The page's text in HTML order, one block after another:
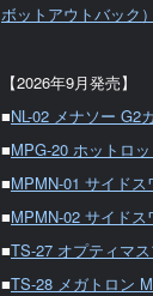
ボットアウトバック
【2026年9月発売】
■NL-02 メナソー G2
■MPG-20 ホットロ
■MPMN-01 サイドス
■MPMN-02 サイド
■TS-27 オプティマ
■TS-28 メガトロン